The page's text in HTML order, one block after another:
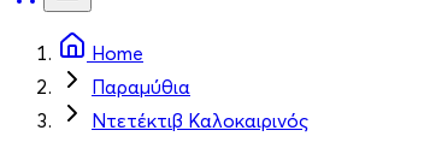
Home
Παραμύθια
Ντετέκτιβ Καλοκαιρινός